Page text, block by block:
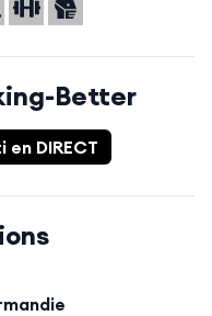
Better
DIRECT